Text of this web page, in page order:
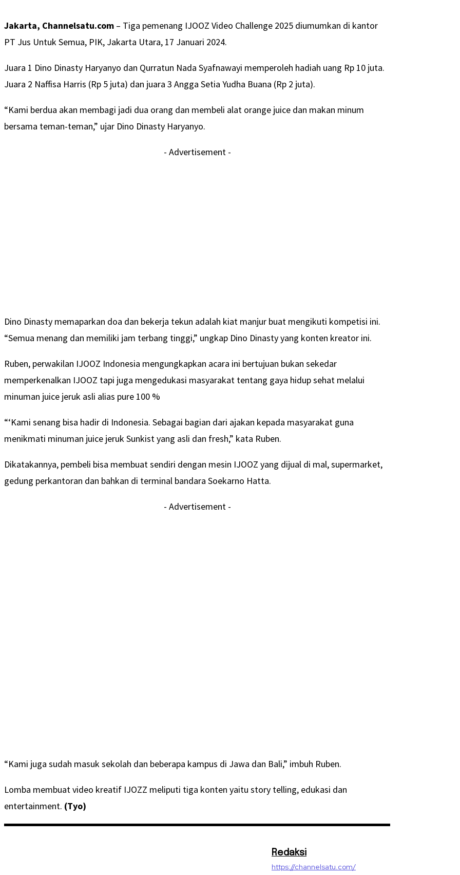
Jakarta, Channelsatu.com – Tiga pemenang IJOOZ Video Challenge 2025 diumumkan di kantor
PT Jus Untuk Semua, PIK, Jakarta Utara, 17 Januari 2024.
Juara 1 Dino Dinasty Haryanyo dan Qurratun Nada Syafnawayi memperoleh hadiah uang Rp 10 juta.
Juara 2 Naffisa Harris (Rp 5 juta) dan juara 3 Angga Setia Yudha Buana (Rp 2 juta).
“Kami berdua akan membagi jadi dua orang dan membeli alat orange juice dan makan minum
bersama teman-teman,” ujar Dino Dinasty Haryanyo.
- Advertisement -
Dino Dinasty memaparkan doa dan bekerja tekun adalah kiat manjur buat mengikuti kompetisi ini.
“Semua menang dan memiliki jam terbang tinggi,” ungkap Dino Dinasty yang konten kreator ini.
Ruben, perwakilan IJOOZ Indonesia mengungkapkan acara ini bertujuan bukan sekedar
memperkenalkan IJOOZ tapi juga mengedukasi masyarakat tentang gaya hidup sehat melalui
minuman juice jeruk asli alias pure 100 %
“‘Kami senang bisa hadir di Indonesia. Sebagai bagian dari ajakan kepada masyarakat guna
menikmati minuman juice jeruk Sunkist yang asli dan fresh,” kata Ruben.
Dikatakannya, pembeli bisa membuat sendiri dengan mesin IJOOZ yang dijual di mal, supermarket,
gedung perkantoran dan bahkan di terminal bandara Soekarno Hatta.
- Advertisement -
“Kami juga sudah masuk sekolah dan beberapa kampus di Jawa dan Bali,” imbuh Ruben.
Lomba membuat video kreatif IJOZZ meliputi tiga konten yaitu story telling, edukasi dan
entertainment. (Tyo)
Redaksi
https://channelsatu.com/